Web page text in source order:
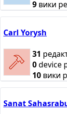
9 вики
Carl Yorysh
31
0device
10 вики
Sanat